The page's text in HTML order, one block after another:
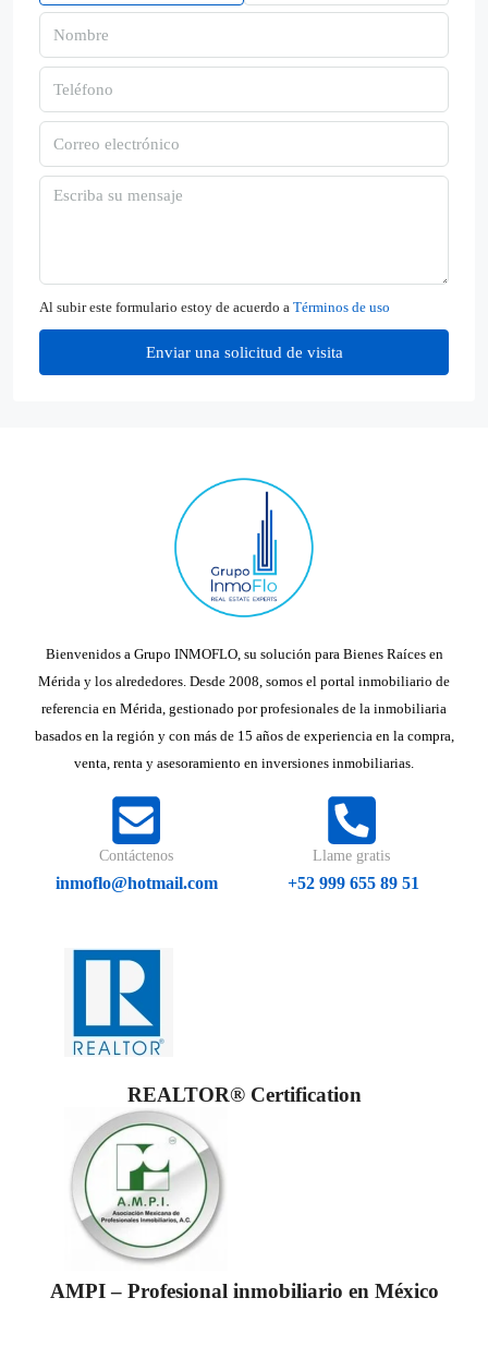
Al subir este formulario estoy de acuerdo a Términos de uso
Enviar una solicitud de visita
Bienvenidos a Grupo INMOFLO, su solución para Bienes Raíces en
Mérida y los alrededores. Desde 2008, somos el portal inmobiliario de
referencia en Mérida, gestionado por profesionales de la inmobiliaria
basados en la región y con más de 15 años de experiencia en la compra,
venta, renta y asesoramiento en inversiones inmobiliarias.
Contáctenos
inmoflo@hotmail.com
Llame gratis
+52 999 655 89 51
REALTOR® Certification
AMPI – Profesional inmobiliario en México